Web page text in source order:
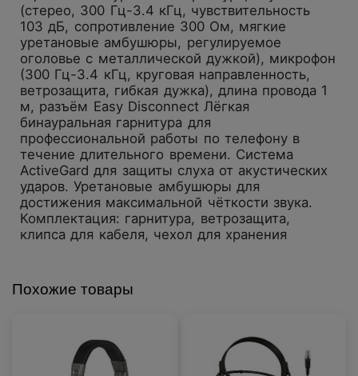
(стерео, 300 Гц-3.4 кГц, чувствительность
103 дБ, сопротивление 300 Ом, мягкие
уретановые амбушюры, регулируемое
оголовье с металлической дужкой), микрофон
(300 Гц-3.4 кГц, круговая направленность,
ветрозащита, гибкая дужка), длина провода 1
м, разъём Easy Disconnect Лёгкая
бинауральная гарнитура для
профессиональной работы по телефону в
течение длительного времени. Система
ActiveGard для защиты слуха от акустических
ударов. Уретановые амбушюры для
достижения максимальной чёткости звука.
Комплектация: гарнитура, ветрозащита,
клипса для кабеля, чехол для хранения
Похожие товары